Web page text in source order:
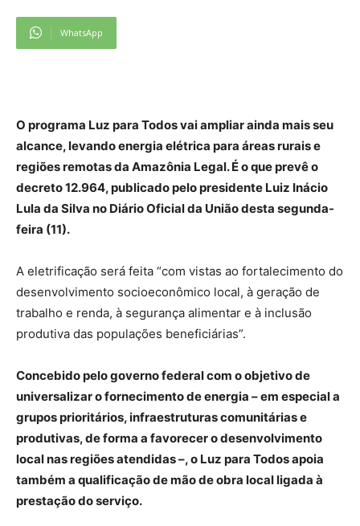
WhatsApp
O programa Luz para Todos vai ampliar ainda mais seu
alcance, levando energia elétrica para áreas rurais e
regiões remotas da Amazônia Legal. É o que prevê o
decreto 12.964, publicado pelo presidente Luiz Inácio
Lula da Silva no Diário Oficial da União desta segunda-
feira (11).
A eletrificação será feita “com vistas ao fortalecimento do
desenvolvimento socioeconômico local, à geração de
trabalho e renda, à segurança alimentar e à inclusão
produtiva das populações beneficiárias”.
Concebido pelo governo federal com o objetivo de
universalizar o fornecimento de energia – em especial a
grupos prioritários, infraestruturas comunitárias e
produtivas, de forma a favorecer o desenvolvimento
local nas regiões atendidas –, o Luz para Todos apoia
também a qualificação de mão de obra local ligada à
prestação do serviço.